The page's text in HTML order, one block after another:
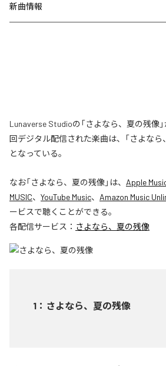
新曲情報
Lunaverse Studioの「さよなら、夏の残像
回デジタル配信された楽曲は、「さよなら
となっている。
なお「さよなら、夏の残像」は、 Apple
MUSIC、 YouTube Music、 Amazon Music
ービスで聴くことができる。
各配信サービス： さよなら、夏の残像
1 ： さよなら、夏の残像